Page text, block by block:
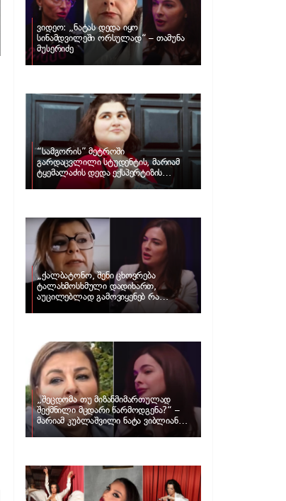
ვიდეო: „ნატას დედა იყო
სინამდვილეში ორსულად“ – თამუნა
მუსერიძე
“სამგორის” მეტროში
გარდაცვლილი სტუდენტის, მარიამ
ტყემალაძის დედა ექსპერტიზის
პასუხს აქვეყნებს – რა გახდა გოგონას
„ქალბატონო, შენი ცხოვრება
ტალახმოსხმული დადიხართ,
აუცილებლად გამოვიყენებ რა
ინფორმაციაც მაქვს“… – რა
„შეცდომა თუ მიზანმიმართულად
შექმნილი მცდარი წარმოდგენა?“ –
მარიამ კუბლაშვილი ნატა ვიბლიანის
საქმეზე ვიდეომიმართვას ავრცელებს